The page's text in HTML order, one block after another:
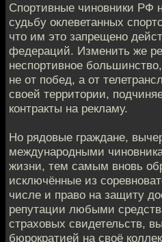
Спортивные чиновники РФ
судьбу оклеветанных
что им это запрещено
федераций. Изменить же
неспортивное
не от побед, а от
своей территории,
контракты на рекламу.
Но рядовые граждане,
международными
жизни, тем самым вновь
исключённые из
числе и право на защиту
репутации любыми
страховых свидетельств,
бюрократией на своё